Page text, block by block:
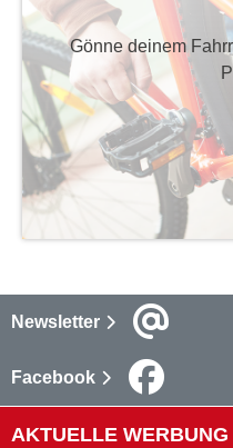
Gönne deinem
Newsletter
Facebook
AKTUELLE WERBUNG